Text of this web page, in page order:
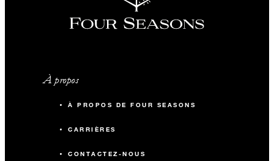
À propos
À PROPOS DE FOUR SEASONS
CARRIÈRES
CONTACTEZ-NOUS